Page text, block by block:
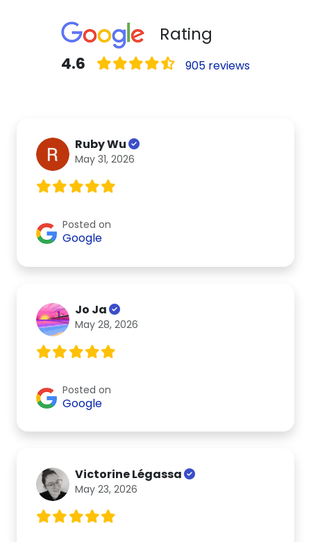
Rating
4.6 905 reviews
Ruby Wu
May 31, 2026
Posted on
Google
Jo Ja
May 28, 2026
Posted on
Google
Victorine Légassa
May 23, 2026